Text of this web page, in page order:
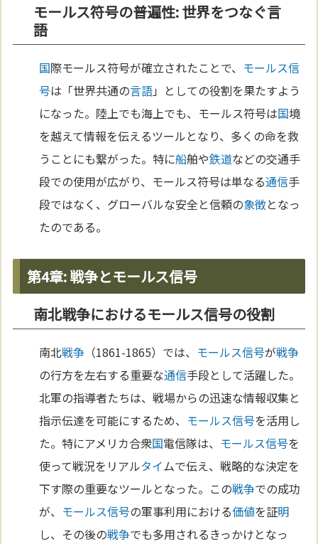
モールス符号の普遍性: 世界をつなぐ言
語
国際モールス符号が確立されたことで、 モールス信
号は「世界共通の言語」としての役割を果たすよう
になった。陸上でも海上でも、モールス符号は国境
を越えて情報を伝えるツールとなり、多くの命を救
うことにも繋がった。特に船舶や鉄道などの交通手
段での使用が広がり、モールス符号は単なる通信手
段ではなく、グローバルな安全と信頼の象徴となっ
たのである。
第4章: 戦争とモールス信号
南北戦争におけるモールス信号の役割
南北戦争 （1861-1865）では、 モールス信号が戦争
の行方を左右する重要な通信手段として活躍した。
北軍の指導者たちは、戦場からの迅速な情報収集と
指示伝達を可能にするため、 モールス信号を活用し
た。特にアメリカ合衆国電信隊は、 モールス信号を
使って戦況をリアルタイムで伝え、戦略的な決定を
下す際の重要なツールとなった。この戦争での成功
が、 モールス信号の軍事利用における価値を証明
し、その後の戦争でも多用されるきっかけとなっ